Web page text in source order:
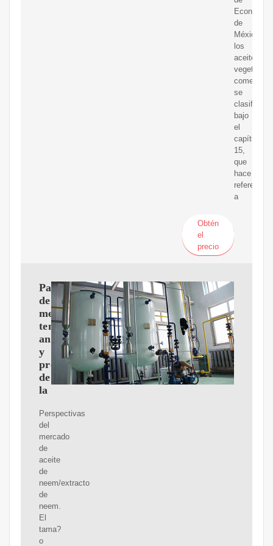
Economía
de
México,
los
aceites
vegetales
se
clasifican
bajo
el
capítulo
15,
que
hace
referencia
a
Obtén
el
precio
Participación
de
mercado,
tendencias,
análisis
y
pronóstico
de
la
Perspectivas
del
mercado
de
aceite
de
neem/extracto
de
neem.
El
tama?
o